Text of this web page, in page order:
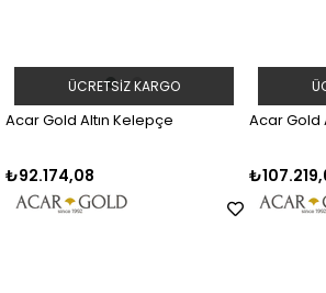
Acar Gold Altın Kelepçe
₺107.219,68
ÜCRETSIZ KARGO